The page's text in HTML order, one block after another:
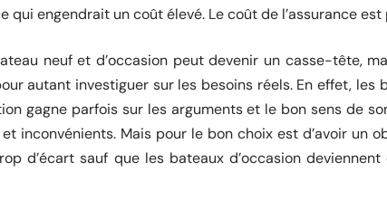
qui engendrait un coût élevé. Le coût de l’assurance
neuf et d’occasion peut devenir un casse-tête,
autant investiguer sur les besoins réels. En effet, les
gagne parfois sur les arguments et le bon sens de
et inconvénients. Mais pour le bon choix est d’avoir un
d’écart sauf que les bateaux d’occasion